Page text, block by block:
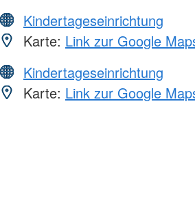
Kindertageseinrichtung
Karte: Link zur Google
Kindertageseinrichtung
Karte: Link zur Google